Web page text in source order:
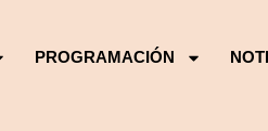
PROGRAMACIÓN